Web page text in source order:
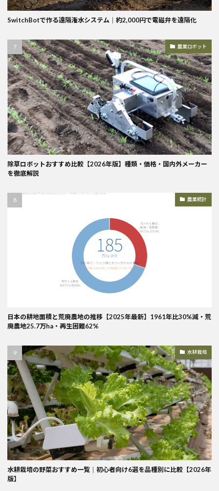
SwitchBotで作る遠隔潅水システム｜約2,000円で電磁弁を遠隔化
農業ロボット
除草ロボットおすすめ比較【2026年版】種類・価格・国内外メーカー
を徹底解説
農業統計
日本の耕地面積と荒廃農地の推移【2025年最新】1961年比30%減・荒
廃農地25.7万ha・再生困難62%
水耕栽培
水耕栽培の野菜おすすめ一覧｜初心者向け6選を品種別に比較【2026年
版】